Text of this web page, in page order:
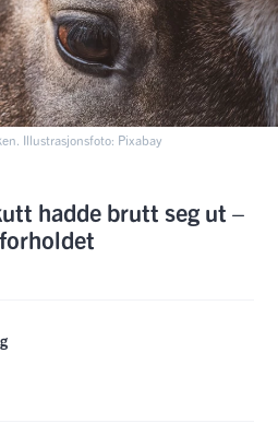
Illustrasjonsfoto: Pixabay
hadde brutt seg ut –